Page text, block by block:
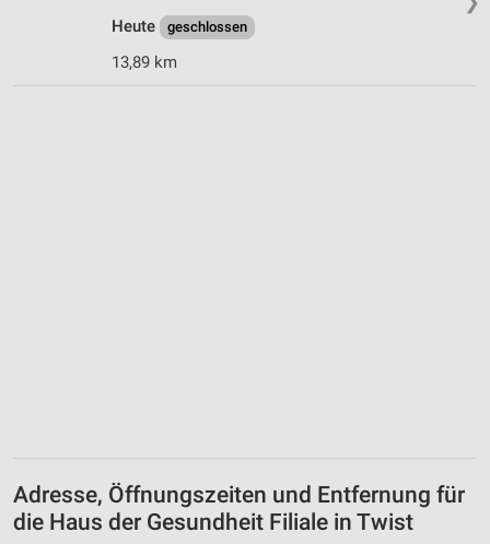
Heute
geschlossen
13,89 km
Adresse, Öffnungszeiten und Entfernung für
die Haus der Gesundheit Filiale in Twist